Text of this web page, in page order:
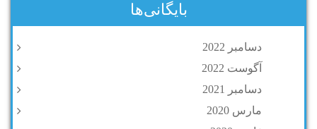
بایگانی‌ها
دسامبر 2022
آگوست 2022
دسامبر 2021
مارس 2020